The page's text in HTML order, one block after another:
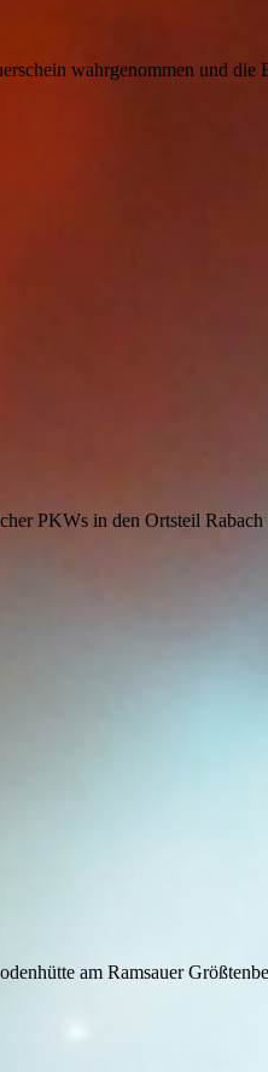
wahrgenommen und die
PKWs in den Ortsteil
am Ramsauer